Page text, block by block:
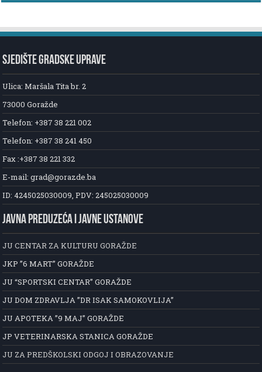
SJEDIŠTE GRADSKE UPRAVE
Ulica: Maršala Tita br. 2
73000 Goražde
Telefon: +387 38 221 002
Telefon: +387 38 241 450
Fax :+387 38 221 332
E-mail: grad@gorazde.ba
ID: 4245025030009, PDV: 245025030009
JAVNA PREDUZEĆA I JAVNE USTANOVE
JU CENTAR ZA KULTURU GORAŽDE
JKP ”6 MART” GORAŽDE
JU “SPORTSKI CENTAR” GORAŽDE
JU DOM ZDRAVLJA ”DR ISAK SAMOKOVLIJA”
JU APOTEKA ”9 MAJ” GORAŽDE
JP VETERINARSKA STANICA GORAŽDE
JU ZA PREDŠKOLSKI ODGOJ I OBRAZOVANJE